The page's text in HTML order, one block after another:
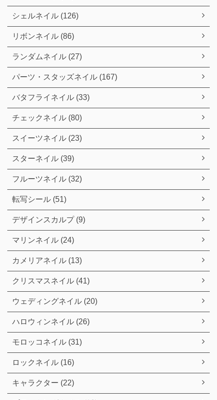
シェルネイル (126)
リボンネイル (86)
ランダムネイル (27)
パーツ・スタッズネイル (167)
バタフライネイル (33)
チェックネイル (80)
スイーツネイル (23)
スターネイル (39)
フルーツネイル (32)
転写シール (51)
デザインスカルプ (9)
マリンネイル (24)
カメリアネイル (13)
クリスマスネイル (41)
ウェディングネイル (20)
ハロウィンネイル (26)
モロッコネイル (31)
ロックネイル (16)
キャラクター (22)